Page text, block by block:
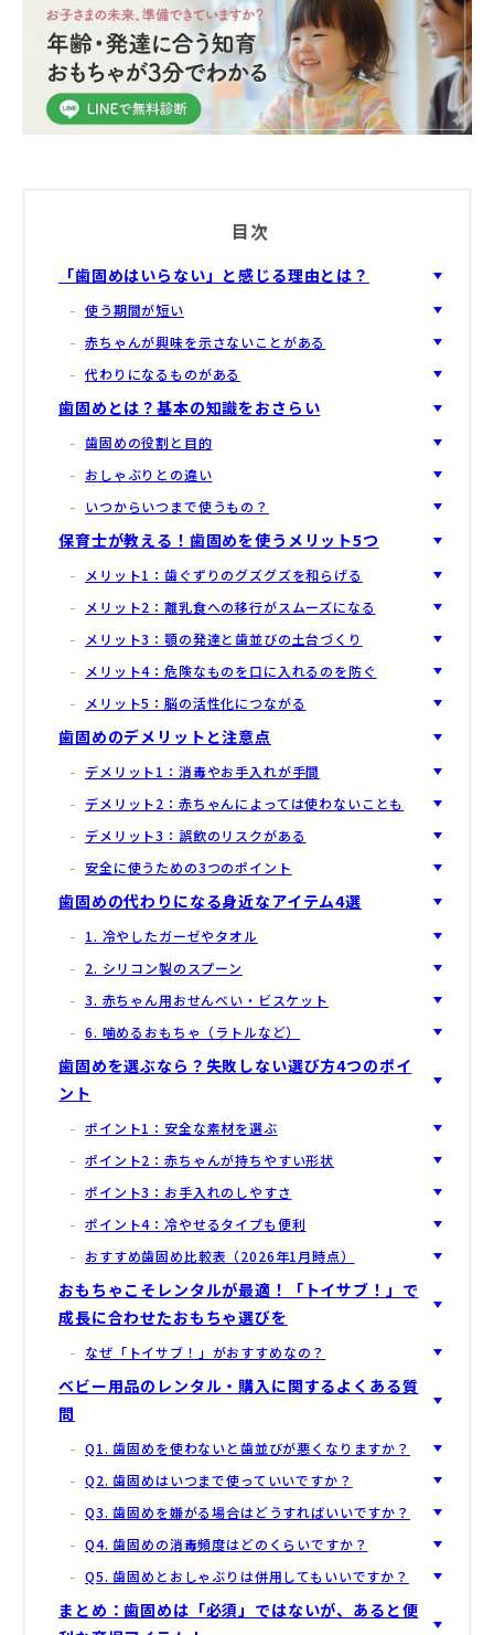
目次
「歯固めはいらない」と感じる理由とは？
使う期間が短い
赤ちゃんが興味を示さないことがある
代わりになるものがある
歯固めとは？基本の知識をおさらい
歯固めの役割と目的
おしゃぶりとの違い
いつからいつまで使うもの？
保育士が教える！歯固めを使うメリット5つ
メリット1：歯ぐずりのグズグズを和らげる
メリット2：離乳食への移行がスムーズになる
メリット3：顎の発達と歯並びの土台づくり
メリット4：危険なものを口に入れるのを防ぐ
メリット5：脳の活性化につながる
歯固めのデメリットと注意点
デメリット1：消毒やお手入れが手間
デメリット2：赤ちゃんによっては使わないことも
デメリット3：誤飲のリスクがある
安全に使うための3つのポイント
歯固めの代わりになる身近なアイテム4選
1. 冷やしたガーゼやタオル
2. シリコン製のスプーン
3. 赤ちゃん用おせんべい・ビスケット
6. 噛めるおもちゃ（ラトルなど）
歯固めを選ぶなら？失敗しない選び方4つのポイ
ント
ポイント1：安全な素材を選ぶ
ポイント2：赤ちゃんが持ちやすい形状
ポイント3：お手入れのしやすさ
ポイント4：冷やせるタイプも便利
おすすめ歯固め比較表（2026年1月時点）
おもちゃこそレンタルが最適！「トイサブ！」で
成長に合わせたおもちゃ選びを
なぜ「トイサブ！」がおすすめなの？
ベビー用品のレンタル・購入に関するよくある質
問
Q1. 歯固めを使わないと歯並びが悪くなりますか？
Q2. 歯固めはいつまで使っていいですか？
Q3. 歯固めを嫌がる場合はどうすればいいですか？
Q4. 歯固めの消毒頻度はどのくらいですか？
Q5. 歯固めとおしゃぶりは併用してもいいですか？
まとめ：歯固めは「必須」ではないが、あると便